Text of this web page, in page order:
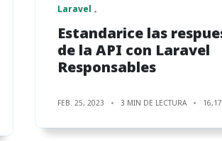
Laravel
Estandarice las
de la API con Laravel
Responsables
FEB. 25, 2023 3 MIN DE LECTURA